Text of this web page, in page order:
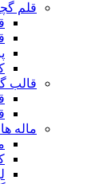
قلم
قالب
ماله